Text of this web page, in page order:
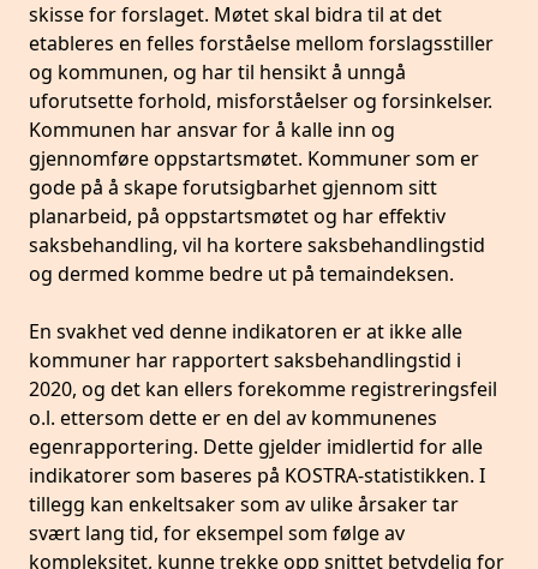
skisse for forslaget. Møtet skal bidra til at det
etableres en felles forståelse mellom forslagsstiller
og kommunen, og har til hensikt å unngå
uforutsette forhold, misforståelser og forsinkelser.
Kommunen har ansvar for å kalle inn og
gjennomføre oppstartsmøtet. Kommuner som er
gode på å skape forutsigbarhet gjennom sitt
planarbeid, på oppstartsmøtet og har effektiv
saksbehandling, vil ha kortere saksbehandlingstid
og dermed komme bedre ut på temaindeksen.
En svakhet ved denne indikatoren er at ikke alle
kommuner har rapportert saksbehandlingstid i
2020, og det kan ellers forekomme registreringsfeil
o.l. ettersom dette er en del av kommunenes
egenrapportering. Dette gjelder imidlertid for alle
indikatorer som baseres på KOSTRA-statistikken. I
tillegg kan enkeltsaker som av ulike årsaker tar
svært lang tid, for eksempel som følge av
kompleksitet, kunne trekke opp snittet betydelig for